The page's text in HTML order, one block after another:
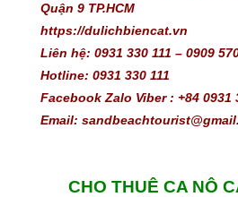
Quận 9 TP.HCM
https://dulichbiencat.vn
Liên hệ: 0931 330 111 – 0909
Hotline: 0931 330 111
Facebook Zalo Viber : +84 0931
Email:
CHO THUÊ CA NÔ